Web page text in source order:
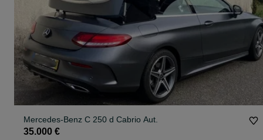
Mercedes-Benz C 250 d Cabrio Aut.
35.000 €